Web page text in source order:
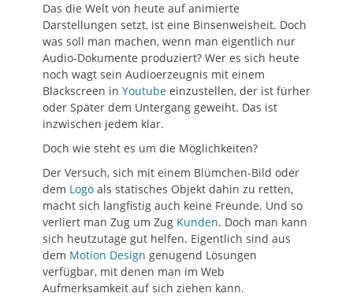
Das die Welt von heute auf animierte
Darstellungen setzt, ist eine Binsenweisheit. Doch
was soll man machen, wenn man eigentlich nur
Audio-Dokumente produziert? Wer es sich heute
noch wagt sein Audioerzeugnis mit einem
Blackscreen in Youtube einzustellen, der ist fürher
oder Später dem Untergang geweiht. Das ist
inzwischen jedem klar.
Doch wie steht es um die Möglichkeiten?
Der Versuch, sich mit einem Blümchen-Bild oder
dem Logo als statisches Objekt dahin zu retten,
macht sich langfistig auch keine Freunde. Und so
verliert man Zug um Zug Kunden. Doch man kann
sich heutzutage gut helfen. Eigentlich sind aus
dem Motion Design genügend Lösungen
verfügbar, mit denen man im Web
Aufmerksamkeit auf sich ziehen kann.